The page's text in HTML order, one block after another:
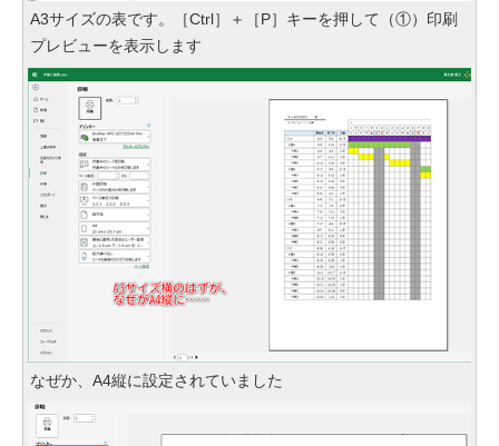
A3サイズの表です。［Ctrl］＋［P］キーを押して（①）印刷
プレビューを表示します
なぜか、A4縦に設定されていました